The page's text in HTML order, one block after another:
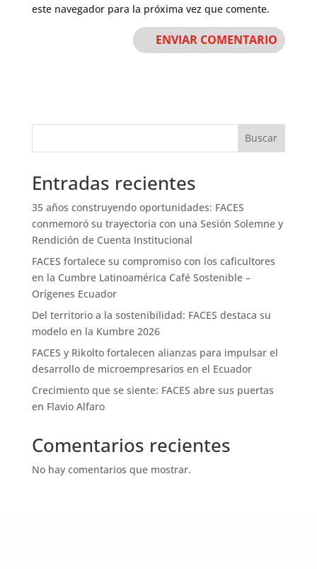
este navegador para la próxima vez que comente.
Buscar
Entradas recientes
35 años construyendo oportunidades: FACES
conmemoró su trayectoria con una Sesión Solemne y
Rendición de Cuenta Institucional
FACES fortalece su compromiso con los caficultores
en la Cumbre Latinoamérica Café Sostenible –
Orígenes Ecuador
Del territorio a la sostenibilidad: FACES destaca su
modelo en la Kumbre 2026
FACES y Rikolto fortalecen alianzas para impulsar el
desarrollo de microempresarios en el Ecuador
Crecimiento que se siente: FACES abre sus puertas
en Flavio Alfaro
Comentarios recientes
No hay comentarios que mostrar.